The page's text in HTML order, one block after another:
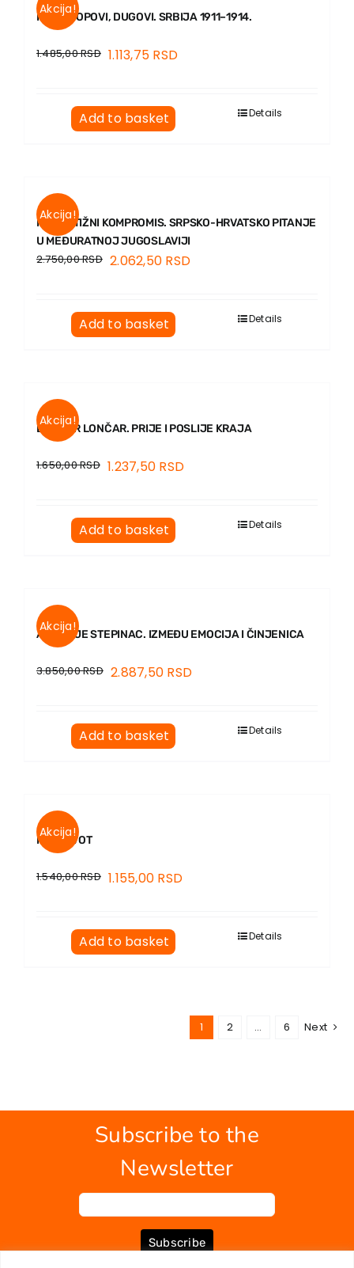
Akcija!
HLEB, TOPOVI, DUGOVI. SRBIJA 1911–1914.
1.485,00RSD 1.113,75 RSD
Add to basket Details
Akcija!
NEDOSTIŽNI KOMPROMIS. SRPSKO-HRVATSKO PITANJE
U MEĐURATNOJ JUGOSLAVIJI
2.750,00RSD 2.062,50 RSD
Add to basket Details
Akcija!
BUDIMIR LONČAR. PRIJE I POSLIJE KRAJA
1.650,00RSD 1.237,50 RSD
Add to basket Details
Akcija!
ALOJZIJE STEPINAC. IZMEĐU EMOCIJA I ČINJENICA
3.850,00RSD 2.887,50 RSD
Add to basket Details
Akcija!
MOJ ŽIVOT
1.540,00RSD 1.155,00 RSD
Add to basket Details
1 2 … 6 Next
Subscribe to the
Newsletter
Subscribe